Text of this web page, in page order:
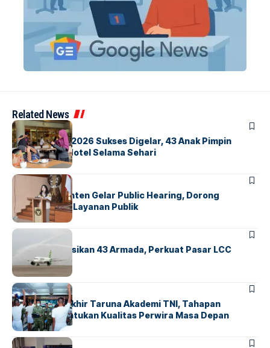
Related News
BERITAINDEX
GM For A Day 2026 Sukses Digelar, 43 Anak Pimpin
Operasional Hotel Selama Sehari
BANDARA BERITA
Karantina Banten Gelar Public Hearing, Dorong
Transparansi Layanan Publik
BANDARA
Citilink Operasikan 43 Armada, Perkuat Pasar LCC
Nasional
BERITA
Sidang Pantukhir Taruna Akademi TNI, Tahapan
Strategis Tentukan Kualitas Perwira Masa Depan
BANDARA BERITA